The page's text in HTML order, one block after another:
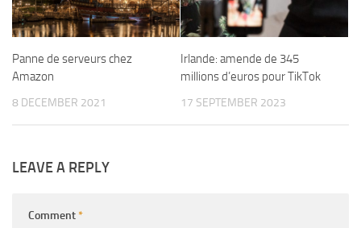
Panne de serveurs chez
Amazon
8 DECEMBER 2021
Irlande: amende de 345
millions d’euros pour TikTok
17 SEPTEMBER 2023
LEAVE A REPLY
Comment*